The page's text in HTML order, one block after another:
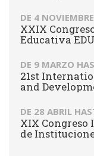
DE 4 NOVIEMBRE
XXIX
Educativa
DE 9 MARZO
21st
and
DE 28 ABRIL
XIX
de